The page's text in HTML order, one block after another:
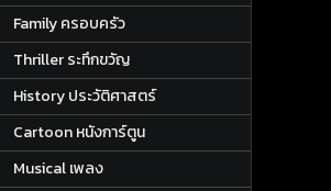
Family ครอบครัว
Thriller ระทึกขวัญ
History ประวัติศาสตร์
Cartoon หนังการ์ตูน
Musical เพลง